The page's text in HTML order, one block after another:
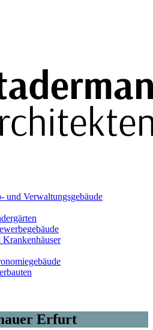
und Verwaltungsgebäude
Krankenhäuser
Erfurt